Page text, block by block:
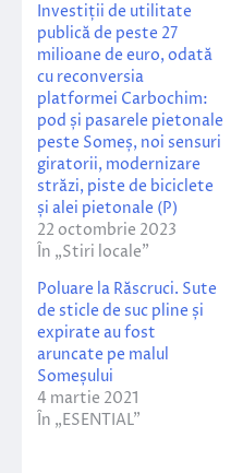
Investiții de utilitate
publică de peste 27
milioane de euro, odată
cu reconversia
platformei Carbochim:
pod și pasarele pietonale
peste Someș, noi sensuri
giratorii, modernizare
străzi, piste de biciclete
și alei pietonale (P)
22 octombrie 2023
În „Stiri locale”
Poluare la Răscruci. Sute
de sticle de suc pline și
expirate au fost
aruncate pe malul
Someșului
4 martie 2021
În „ESENTIAL”